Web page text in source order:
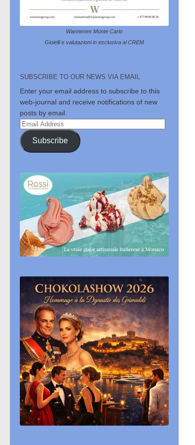
Wannenes Monte Carlo
Gioielli e valutazioni in esclusiva al CREM
SUBSCRIBE TO OUR NEWS VIA EMAIL
Enter your email address to subscribe to this
web-journal and receive notifications of new
posts by email.
Email
Address
Subscribe